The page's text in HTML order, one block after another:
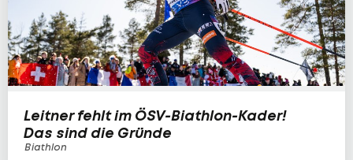
Leitner fehlt im ÖSV-Biathlon-Kader!
Das sind die Gründe
Biathlon